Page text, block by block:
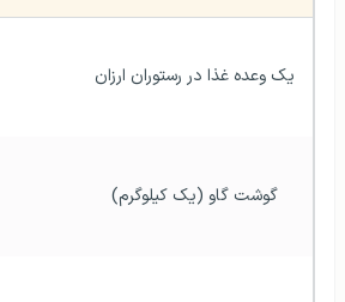
یک وعده غذا در رستوران ارزان
گوشت گاو (یک کیلوگرم)